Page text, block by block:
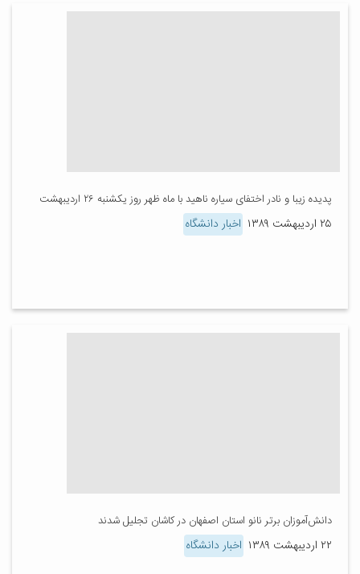
پدیده زیبا و نادر اختفای سیاره ناهید با ماه ظهر روز یکشنبه ۲۶ اردیبهشت
۲۵ اردیبهشت ۱۳۸۹ اخبار دانشگاه
دانش‌آموزان برتر نانو استان اصفهان در کاشان تجلیل شدند
۲۲ اردیبهشت ۱۳۸۹ اخبار دانشگاه